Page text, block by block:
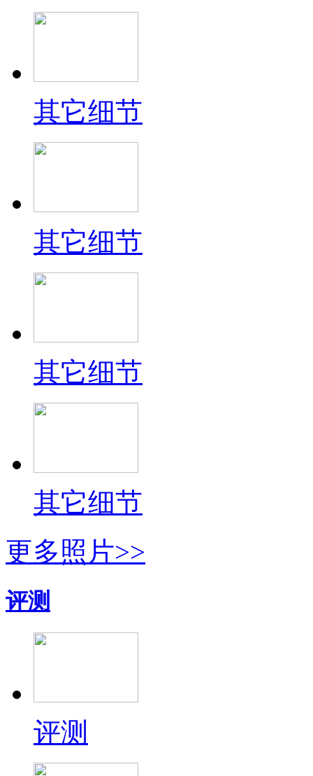
其它细节
其它细节
其它细节
其它细节
更多照片>>
评测
评测